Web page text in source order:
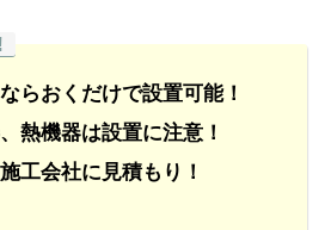
らおくだけで設置可能！
熱機器は設置に注意！
工会社に見積もり！